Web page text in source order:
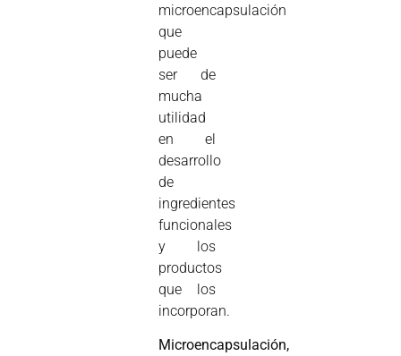
microencapsulación
que
puede
ser de
mucha
utilidad
en el
desarrollo
de
ingredientes
funcionales
y los
productos
que los
incorporan.
Microencapsulación,